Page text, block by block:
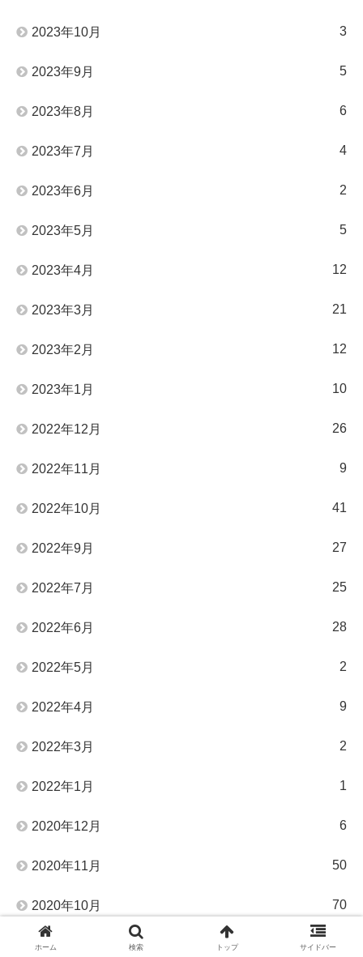
2023年10月 3
2023年9月 5
2023年8月 6
2023年7月 4
2023年6月 2
2023年5月 5
2023年4月 12
2023年3月 21
2023年2月 12
2023年1月 10
2022年12月 26
2022年11月 9
2022年10月 41
2022年9月 27
2022年7月 25
2022年6月 28
2022年5月 2
2022年4月 9
2022年3月 2
2022年1月 1
2020年12月 6
2020年11月 50
2020年10月 70
2020年9月 91
ホーム 検索 トップ サイドバー